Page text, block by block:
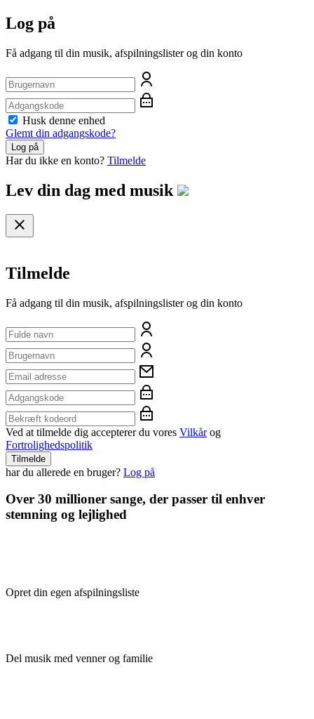
Log på
Få adgang til din musik, afspilningslister og din konto
Husk denne enhed
Glemt din adgangskode?
Log på
Har du ikke en konto? Tilmelde
Lev din dag med musik
Tilmelde
Få adgang til din musik, afspilningslister og din konto
Ved at tilmelde dig accepterer du vores Vilkår og
Fortrolighedspolitik
Tilmelde
har du allerede en bruger? Log på
Over 30 millioner sange, der passer til enhver
stemning og lejlighed
Opret din egen afspilningsliste
Del musik med venner og familie